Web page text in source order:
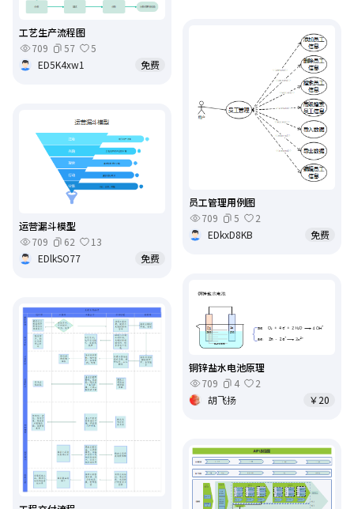
工艺生产流程图
709
57
5
ED5K4xw1
免费
员工管理用例图
709
5
2
EDkxD8KB
免费
运营漏斗模型
709
62
13
EDlkSO77
免费
铜锌盐水电池原理
709
4
2
胡飞扬
￥20